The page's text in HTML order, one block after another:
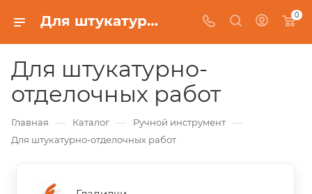
Для штукатурно-отделочных работ 0
Для штукатурно-
отделочных работ
Главная — Каталог — Ручной инструмент —
Для штукатурно-отделочных работ